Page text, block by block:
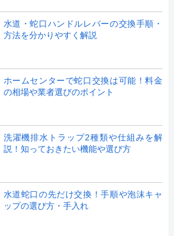
水道・蛇口ハンドルレバーの交換手順・
方法を分かりやすく解説
ホームセンターで蛇口交換は可能！料金
の相場や業者選びのポイント
洗濯機排水トラップ2種類や仕組みを解
説！知っておきたい機能や選び方
水道蛇口の先だけ交換！手順や泡沫キャ
ップの選び方・手入れ